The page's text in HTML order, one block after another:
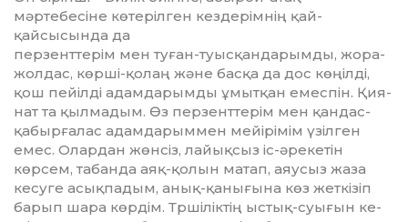
мәртебесіне көтерілген кез­дерімнің қай-
қайсысында да
пер­зенттерім мен туған-туыс­қан­дарым­ды, жора-
жолдас, көрші-қолаң және басқа да дос көңілді,
қош пейілді адам­дарымды ұмытқан емеспін. Қия­
нат та қылмадым. Өз перзенттерім мен қандас-
қабырғалас адамдарыммен мейірімім үзілген
емес. Олардан жөнсіз, лайықсыз іс-әрекетін
көрсем, та­банда аяқ-қолын матап, аяусыз жа­за
кесуге асықпадым, анық-қа­нығына көз жет­кізіп
барып шара көр­дім. Тршіліктің ыстық-суығын ке­